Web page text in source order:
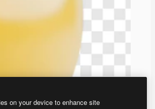
on your device to enhance site